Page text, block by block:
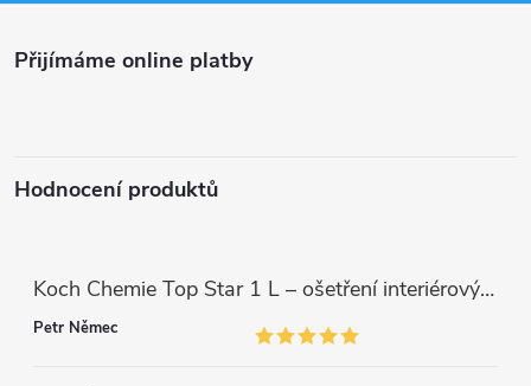
Přijímáme online platby
Hodnocení produktů
Koch Chemie Top Star 1 L – ošetření interiérových plastů, ochrana a matný vzhled
Petr Němec